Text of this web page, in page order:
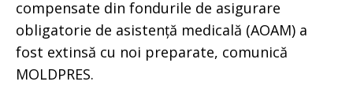
compensate din fondurile de asigurare
obligatorie de asistență medicală (AOAM) a
fost extinsă cu noi preparate, comunică
MOLDPRES.